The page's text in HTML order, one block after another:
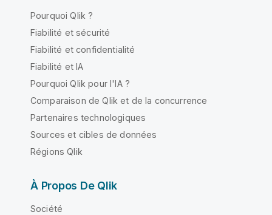
Pourquoi Qlik ?
Fiabilité et sécurité
Fiabilité et confidentialité
Fiabilité et IA
Pourquoi Qlik pour l'IA ?
Comparaison de Qlik et de la concurrence
Partenaires technologiques
Sources et cibles de données
Régions Qlik
À Propos De Qlik
Société